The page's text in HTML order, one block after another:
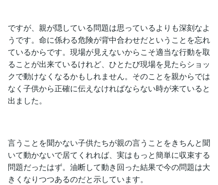
ですが、親が隠している問題は思っているよりも深刻なよ
うです。命に係わる危険が背中合わせだということを忘れ
ているからです。現場が見えないからこそ適当な行動を取
ることが出来ているけれど、ひとたび現場を見たらショッ
クで動けなくなるかもしれません。そのことを親からでは
なく子供から正確に伝えなければならない時が来ていると
出ました。
言うことを聞かない子供たちが親の言うことをきちんと聞
いて動かないで居てくれれば、実はもっと簡単に収束する
問題だったはず。油断して動き回った結果で今の問題は大
きくなりつつあるのだと示しています。